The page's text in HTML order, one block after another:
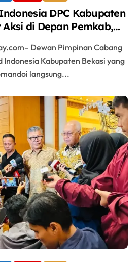
DPC Kabupaten
di Depan Pemkab,
Indonesia Kabupaten Bekasi yang
langsung...